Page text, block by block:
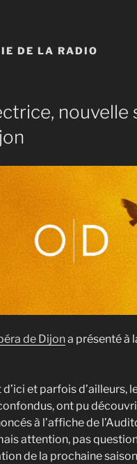
DE LA RADIO
nouvelle
de Dijona présenté à
et parfois d’ailleurs,
ont pu
à l’affiche de
attention, pas
de la prochaine